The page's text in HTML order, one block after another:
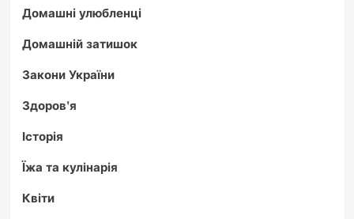
Домашні улюбленці
Домашній затишок
Закони України
Здоров'я
Історія
Їжа та кулінарія
Квіти